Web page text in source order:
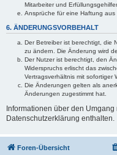
Mitarbeiter und
Ansprüche für eine Haftung
6. ÄNDERUNGSVORBEHALT
Der Betreiber ist berechtigt, die
zu ändern. Die Änderung wird
Der Nutzer ist berechtigt, den
Widerspruchs erlischt das
Vertragsverhältnis mit sofortiger
Die Änderungen gelten als
Änderungen zugestimmt hat.
Informationen über den
Datenschutzerklärung enthalten.
Foren-Übersicht